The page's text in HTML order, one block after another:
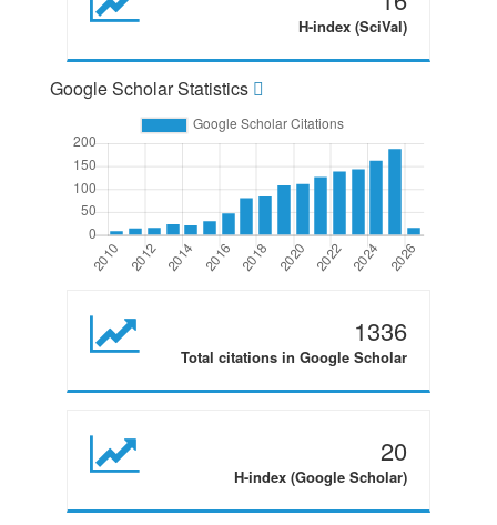
H-index (SciVal)
Google Scholar Statistics
1336
Total citations in Google Scholar
20
H-index (Google Scholar)